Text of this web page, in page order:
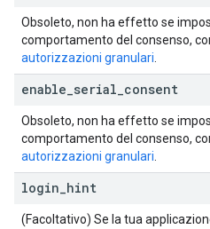
Obsoleto, non ha effetto se
comportamento del consenso,
autorizzazioni granulari
enable serial consent
Obsoleto, non ha effetto se
comportamento del consenso,
autorizzazioni granulari
login hint
(Facoltativo) Se la tua